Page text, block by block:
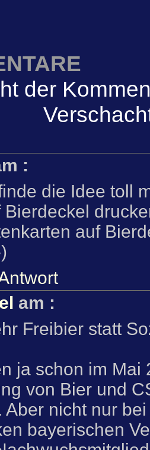
der
:
die Idee toll
Bierdeckel
auf
am :
Freibier statt
ja schon im Mai
von Bier und
Aber nicht nur
bayerischen